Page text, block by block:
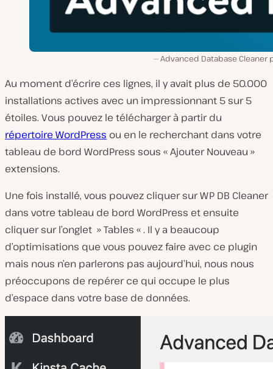
Advanced Database Cleaner
Au moment d’écrire ces lignes, il y avait plus de 50.000
installations actives avec un impressionnant 5 sur 5
étoiles. Vous pouvez le télécharger à partir du
répertoire WordPress ou en le recherchant dans votre
tableau de bord WordPress sous « Ajouter Nouveau »
extensions.
Une fois installé, vous pouvez cliquer sur WP DB Cleaner
dans votre tableau de bord WordPress et ensuite
cliquer sur l’onglet » Tables « . Il y a beaucoup
d’optimisations que vous pouvez faire avec ce plugin
mais nous n’en parlerons pas aujourd’hui, nous nous
préoccupons de repérer ce qui occupe le plus
d’espace dans votre base de données.